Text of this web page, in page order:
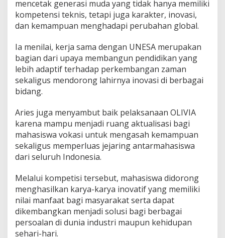
mencetak generasi muda yang tidak hanya memiliki
kompetensi teknis, tetapi juga karakter, inovasi,
dan kemampuan menghadapi perubahan global.
Ia menilai, kerja sama dengan UNESA merupakan
bagian dari upaya membangun pendidikan yang
lebih adaptif terhadap perkembangan zaman
sekaligus mendorong lahirnya inovasi di berbagai
bidang.
Aries juga menyambut baik pelaksanaan OLIVIA
karena mampu menjadi ruang aktualisasi bagi
mahasiswa vokasi untuk mengasah kemampuan
sekaligus memperluas jejaring antarmahasiswa
dari seluruh Indonesia.
Melalui kompetisi tersebut, mahasiswa didorong
menghasilkan karya-karya inovatif yang memiliki
nilai manfaat bagi masyarakat serta dapat
dikembangkan menjadi solusi bagi berbagai
persoalan di dunia industri maupun kehidupan
sehari-hari.